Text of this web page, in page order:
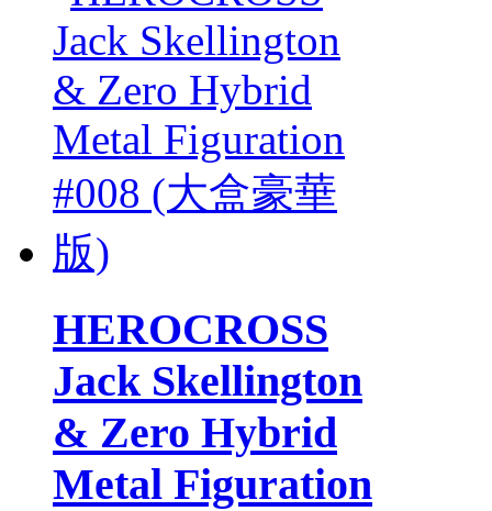
HEROCROSS
Jack Skellington
& Zero Hybrid
Metal Figuration